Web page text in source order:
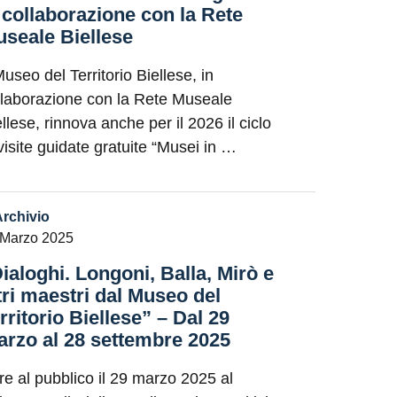
con la Rete
Biellese
del Territorio Biellese, in
con la Rete Museale
rinnova anche per il 2026 il ciclo
guidate gratuite “Musei in …
2025
Longoni, Balla, Mirò e
maestri dal Museo del
Biellese” – Dal 29
al 28 settembre 2025
al pubblico il 29 marzo 2025 al